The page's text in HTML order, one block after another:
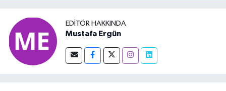
EDITÖR HAKKINDA
Mustafa Ergün